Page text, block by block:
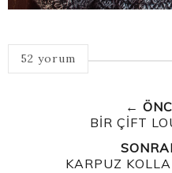
52 yorum
←
BİR ÇİFT
KARPUZ